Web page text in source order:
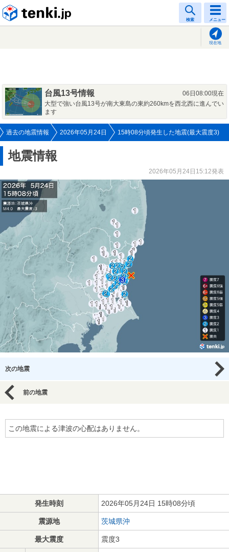
検索 メニュー
現在地
台風13号情報
06日08:00現在
大型で強い台風13号が南大東島の東約260kmを西北西に進んでい
ます
過去の地震情報 2026年05月24日 15時08分頃発生した地震(最大震度3)
地震情報
2026年05月24日15:12発表
次の地震
前の地震
この地震による津波の心配はありません。
発生時刻 2026年05月24日 15時08分頃
震源地 茨城県沖
最大震度 震度3